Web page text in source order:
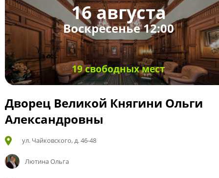
16 августа
Воскресенье 12:00
19 свободных мест
Дворец Великой Княгини Ольги
Александровны
ул. Чайковского, д. 46-48
Лютина Ольга